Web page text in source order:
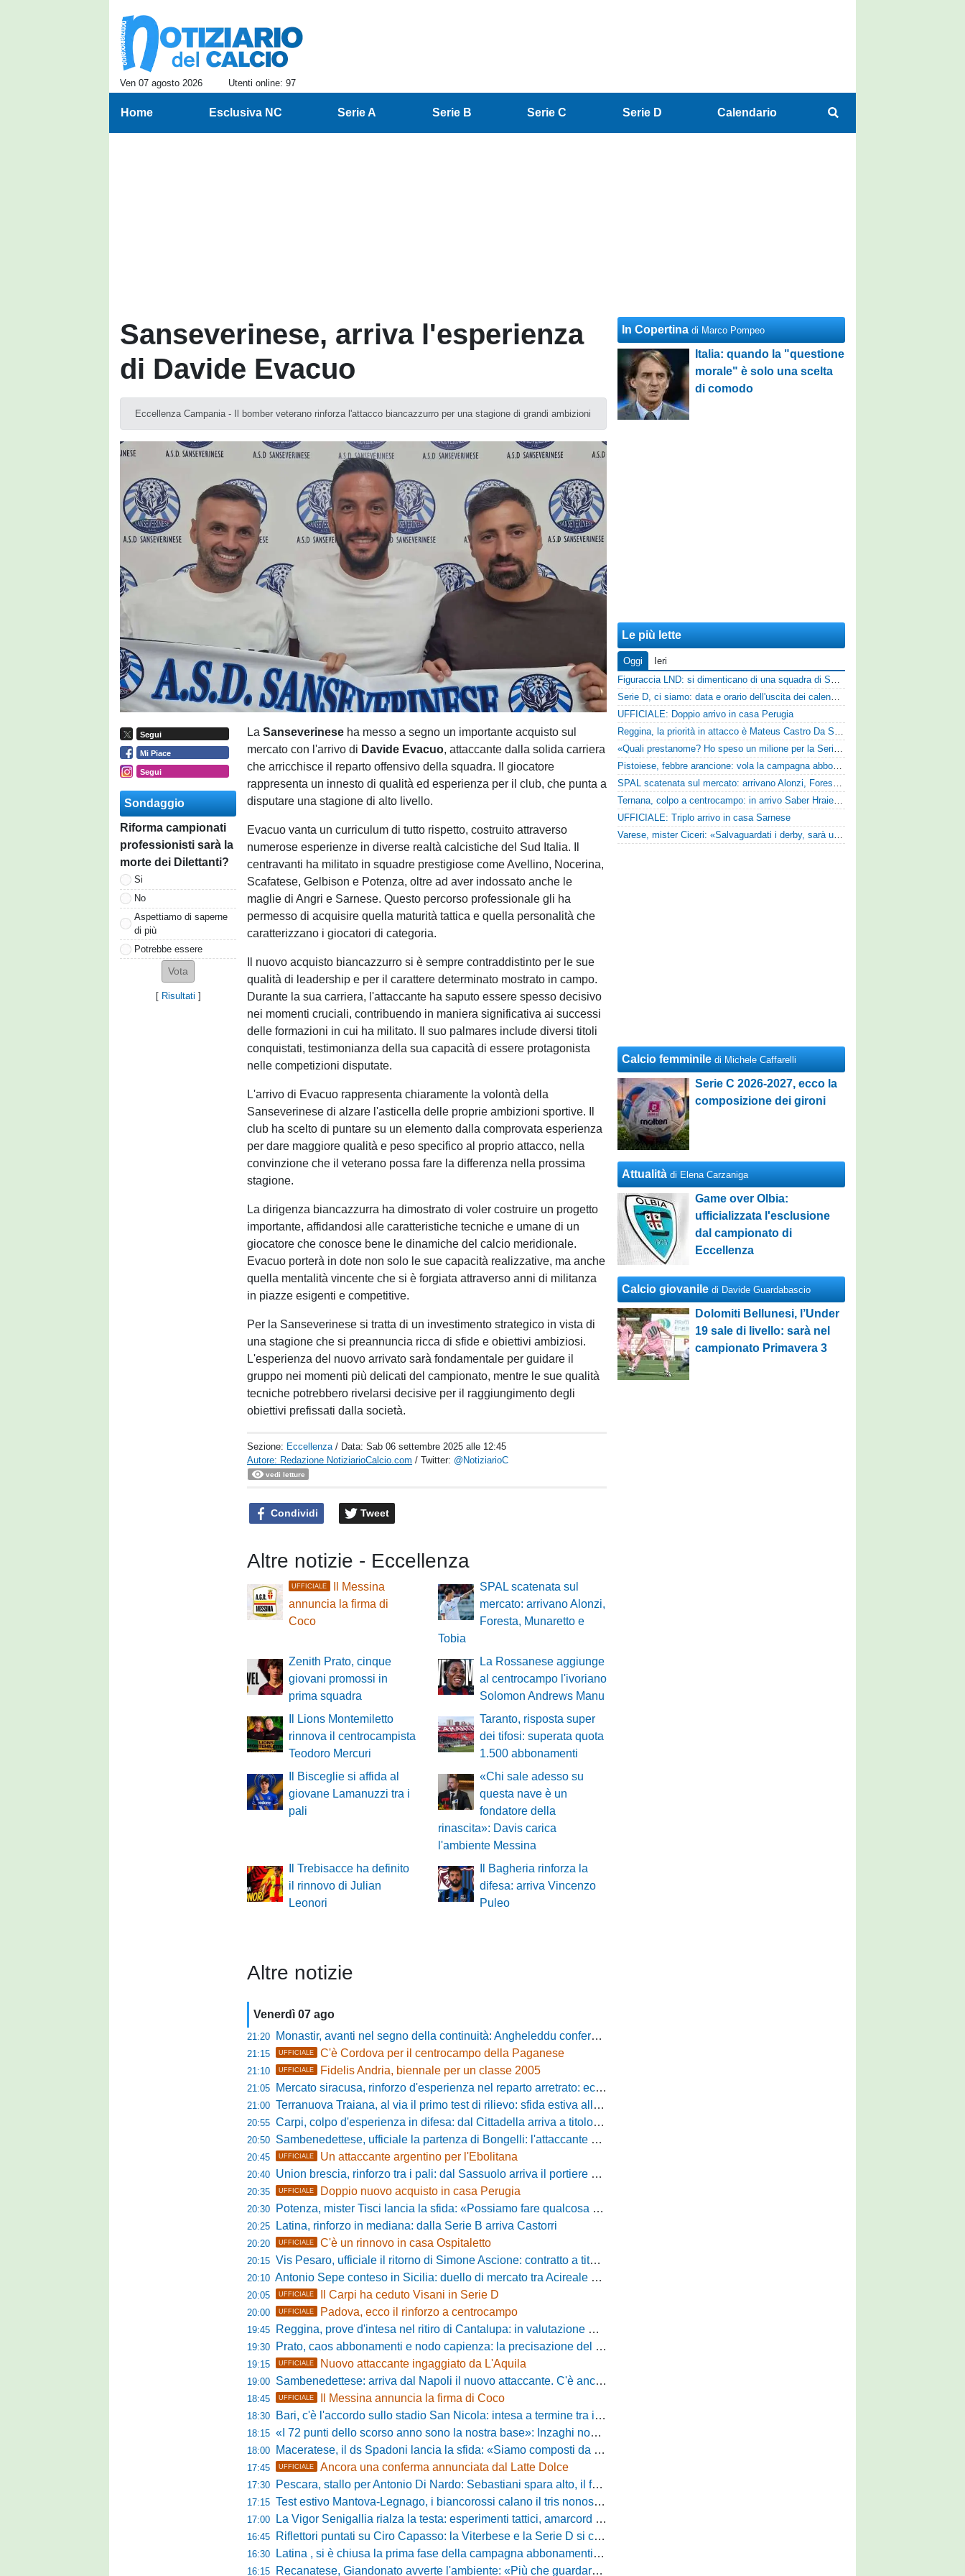
Ven 07 agosto 2026 Utenti online: 97
Home Esclusiva NC Serie A Serie B Serie C Serie D Calendario
Sanseverinese, arriva l'esperienza
di Davide Evacuo
Eccellenza Campania - Il bomber veterano rinforza l'attacco biancazzurro per una stagione di grandi ambizioni
Segui
Mi Piace
Segui
Sondaggio
Riforma campionati
professionisti sarà la
morte dei Dilettanti?
Si
No
Aspettiamo di saperne
di più
Potrebbe essere
[ Risultati ]
LaSanseverinese ha messo a segno un importante acquisto sul
mercato con l'arrivo di Davide Evacuo, attaccante dalla solida carriera
che arricchisce il reparto offensivo della squadra. Il giocatore
rappresenta un innesto di qualità ed esperienza per il club, che punta a
disputare una stagione di alto livello.
Evacuo vanta un curriculum di tutto rispetto, costruito attraverso
numerose esperienze in diverse realtà calcistiche del Sud Italia. Il
centravanti ha militato in squadre prestigiose come Avellino, Nocerina,
Scafatese, Gelbison e Potenza, oltre ad aver indossato anche le
maglie di Angri e Sarnese. Questo percorso professionale gli ha
permesso di acquisire quella maturità tattica e quella personalità che
caratterizzano i giocatori di categoria.
Il nuovo acquisto biancazzurro si è sempre contraddistinto per le sue
qualità di leadership e per il carattere determinato mostrato in campo.
Durante la sua carriera, l'attaccante ha saputo essere spesso decisivo
nei momenti cruciali, contribuendo in maniera significativa ai successi
delle formazioni in cui ha militato. Il suo palmares include diversi titoli
conquistati, testimonianza della sua capacità di essere protagonista
nelle competizioni disputate.
L'arrivo di Evacuo rappresenta chiaramente la volontà della
Sanseverinese di alzare l'asticella delle proprie ambizioni sportive. Il
club ha scelto di puntare su un elemento dalla comprovata esperienza
per dare maggiore qualità e peso specifico al proprio attacco, nella
convinzione che il veterano possa fare la differenza nella prossima
stagione.
La dirigenza biancazzurra ha dimostrato di voler costruire un progetto
importante, affidandosi alle caratteristiche tecniche e umane di un
giocatore che conosce bene le dinamiche del calcio meridionale.
Evacuo porterà in dote non solo le sue capacità realizzative, ma anche
quella mentalità vincente che si è forgiata attraverso anni di militanza
in piazze esigenti e competitive.
Per la Sanseverinese si tratta di un investimento strategico in vista di
una stagione che si preannuncia ricca di sfide e obiettivi ambiziosi.
L'esperienza del nuovo arrivato sarà fondamentale per guidare il
gruppo nei momenti più delicati del campionato, mentre le sue qualità
tecniche potrebbero rivelarsi decisive per il raggiungimento degli
obiettivi prefissati dalla società.
Sezione: Eccellenza / Data:Sab 06 settembre 2025 alle 12:45
Autore: Redazione NotiziarioCalcio.com / Twitter: @NotiziarioC
vedi letture
Condividi Tweet
Altre notizie - Eccellenza
UFFICIALE
Il Messina
annuncia la firma di
Coco
SPAL scatenata sul
mercato: arrivano Alonzi,
Foresta, Munaretto e
Tobia
Zenith Prato, cinque
giovani promossi in
prima squadra
La Rossanese aggiunge
al centrocampo l'ivoriano
Solomon Andrews Manu
Il Lions Montemiletto
rinnova il centrocampista
Teodoro Mercuri
Taranto, risposta super
dei tifosi: superata quota
1.500 abbonamenti
Il Bisceglie si affida al
giovane Lamanuzzi tra i
pali
«Chi sale adesso su
questa nave è un
fondatore della
rinascita»: Davis carica
l'ambiente Messina
Il Trebisacce ha definito
il rinnovo di Julian
Leonori
Il Bagheria rinforza la
difesa: arriva Vincenzo
Puleo
Altre notizie
Venerdì 07 ago
21:20 Monastir, avanti nel segno della continuità: Angheleddu confermato in panchina, in attacco arriva Loru
21:15 UFFICIALE C'è Cordova per il centrocampo della Paganese
21:10 UFFICIALE Fidelis Andria, biennale per un classe 2005
21:05 Mercato siracusa, rinforzo d'esperienza nel reparto arretrato: ecco Orlando
21:00 Terranuova Traiana, al via il primo test di rilievo: sfida estiva allo Zecchini con il Grosseto
20:55 Carpi, colpo d'esperienza in difesa: dal Cittadella arriva a titolo definitivo Riccardo Gatti
20:50 Sambenedettese, ufficiale la partenza di Bongelli: l'attaccante passa in Serie D
20:45 UFFICIALE Un attaccante argentino per l'Ebolitana
20:40 Union brescia, rinforzo tra i pali: dal Sassuolo arriva il portiere Gioele Zacchi
20:35 UFFICIALE Doppio nuovo acquisto in casa Perugia
20:30 Potenza, mister Tisci lancia la sfida: «Possiamo fare qualcosa di storico e regalarci la trasferta a Genova»
20:25 Latina, rinforzo in mediana: dalla Serie B arriva Castorri
20:20 UFFICIALE C'è un rinnovo in casa Ospitaletto
20:15 Vis Pesaro, ufficiale il ritorno di Simone Ascione: contratto a titolo definitivo fino al 2029
20:10 Antonio Sepe conteso in Sicilia: duello di mercato tra Acireale e Messina
20:05 UFFICIALE Il Carpi ha ceduto Visani in Serie D
20:00 UFFICIALE Padova, ecco il rinforzo a centrocampo
19:45 Reggina, prove d'intesa nel ritiro di Cantalupa: in valutazione Blazevic e Anton
19:30 Prato, caos abbonamenti e nodo capienza: la precisazione del club laniero
19:15 UFFICIALE Nuovo attaccante ingaggiato da L'Aquila
19:00 Sambenedettese: arriva dal Napoli il nuovo attaccante. C'è anche l'ufficialità
18:45 UFFICIALE Il Messina annuncia la firma di Coco
18:30 Bari, c'è l'accordo sullo stadio San Nicola: intesa a termine tra il Comune e il club di De Laurentiis
18:15 «I 72 punti dello scorso anno sono la nostra base»: Inzaghi non si nasconde e carica l'ambiente
18:00 Maceratese, il ds Spadoni lancia la sfida: «Siamo composti da elementi validi con motivazioni altissime»
17:45 UFFICIALE Ancora una conferma annunciata dal Latte Dolce
17:30 Pescara, stallo per Antonio Di Nardo: Sebastiani spara alto, il futuro resta un enigma
17:15 Test estivo Mantova-Legnago, i biancorossi calano il tris nonostante il gran caldo: il racconto de L'Arena
17:00 La Vigor Senigallia rialza la testa: esperimenti tattici, amarcord e lo sguardo al Rimini
16:45 Riflettori puntati su Ciro Capasso: la Viterbese e la Serie D si contendono l'esterno ex Fiorentina
16:30 Latina , si è chiusa la prima fase della campagna abbonamenti: circa 400 tessere rinnovate in prelazione
16:15 Recanatese, Giandonato avverte l'ambiente: «Più che guardare chi avremo di fronte, mi interessa vedere la mia squadra migliorare giorno dopo giorno»
In Copertina di Marco Pompeo
Italia: quando la "questione
morale" è solo una scelta
di comodo
Le più lette
Oggi
Ieri
Figuraccia LND: si dimenticano di una squadra di Serie D, è da rifare il programma Coppa Italia
Serie D, ci siamo: data e orario dell'uscita dei calendari ufficiali
UFFICIALE: Doppio arrivo in casa Perugia
Reggina, la priorità in attacco è Mateus Castro Da Silva: ore decisive per la fumata bianca
«Quali prestanome? Ho speso un milione per la Serie D»: Bandecchi rompe il silenzio sul futuro della Ternana
Pistoiese, febbre arancione: vola la campagna abbonamenti, superata quota 750 tessere
SPAL scatenata sul mercato: arrivano Alonzi, Foresta, Munaretto e Tobia
Ternana, colpo a centrocampo: in arrivo Saber Hraiech, per Scappini si attende l'accordo
UFFICIALE: Triplo arrivo in casa Sarnese
Varese, mister Ciceri: «Salvaguardati i derby, sarà un campionato avvincente»
Calcio femminile di Michele Caffarelli
Serie C 2026-2027, ecco la
composizione dei gironi
Attualità di Elena Carzaniga
Game over Olbia:
ufficializzata l'esclusione
dal campionato di
Eccellenza
Calcio giovanile di Davide Guardabascio
Dolomiti Bellunesi, l’Under
19 sale di livello: sarà nel
campionato Primavera 3